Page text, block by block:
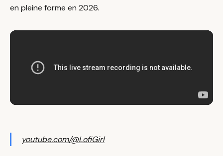
en pleine forme en 2026.
youtube.com/@LofiGirl